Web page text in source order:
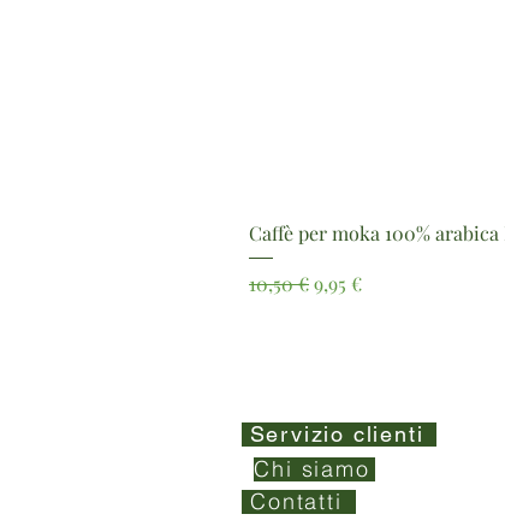
Caffè per moka 100%
Prezzo regolare
10,50 €Prezzo scontato
9,95 €
Servizio clienti
Chi siamo
Contatti